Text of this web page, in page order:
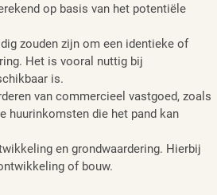
op basis van het potentiële
zouden zijn om een identieke of
Het is vooral nuttig bij
is.
van commercieel vastgoed, zoals
huurinkomsten die het pand kan
en grondwaardering. Hierbij
of bouw.